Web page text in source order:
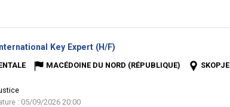
Key Expert (H/F)
MACÉDOINE DU NORD (RÉPUBLIQUE)
SKOPJE
: 05/09/2026 20:00